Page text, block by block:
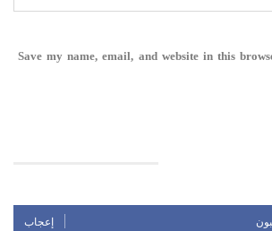
Save my name, email, and website in this
إعجاب